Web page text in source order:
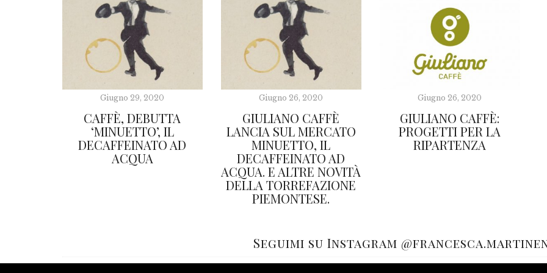
Giugno 29, 2020
CAFFÈ, DEBUTTA
‘MINUETTO’, IL
DECAFFEINATO AD
ACQUA
Giugno 26, 2020
GIULIANO CAFFÈ
LANCIA SUL MERCATO
MINUETTO, IL
DECAFFEINATO AD
ACQUA. E ALTRE NOVITÀ
DELLA TORREFAZIONE
PIEMONTESE.
Giugno 26, 2020
GIULIANO CAFFÈ:
PROGETTI PER LA
RIPARTENZA
Seguimi su Instagram